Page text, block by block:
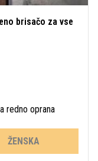
brisačo za vse
redno oprana
ŽENSKA